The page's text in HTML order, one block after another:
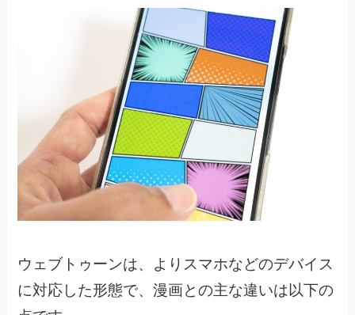
ウェブトゥーンは、よりスマホなどのデバイス
に対応した形態で、漫画との主な違いは以下の